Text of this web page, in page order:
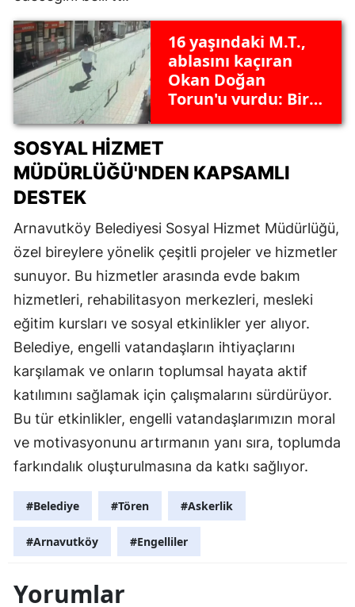
16 yaşındaki M.T.,
ablasını kaçıran
Okan Doğan
Torun'u vurdu: Bir
SOSYAL HIZMET
MÜDÜRLÜĞÜ'NDEN KAPSAMLI
DESTEK
Arnavutköy Belediyesi Sosyal Hizmet Müdürlüğü,
özel bireylere yönelik çeşitli projeler ve hizmetler
sunuyor. Bu hizmetler arasında evde bakım
hizmetleri, rehabilitasyon merkezleri, mesleki
eğitim kursları ve sosyal etkinlikler yer alıyor.
Belediye, engelli vatandaşların ihtiyaçlarını
karşılamak ve onların toplumsal hayata aktif
katılımını sağlamak için çalışmalarını sürdürüyor.
Bu tür etkinlikler, engelli vatandaşlarımızın moral
ve motivasyonunu artırmanın yanı sıra, toplumda
farkındalık oluşturulmasına da katkı sağlıyor.
#Belediye #Tören #Askerlik
#Arnavutköy #Engelliler
Yorumlar